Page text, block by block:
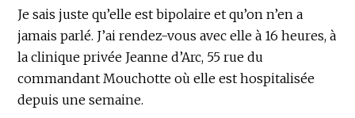
Je sais juste qu’elle est bipolaire et qu’on n’en a
jamais parlé. J’ai rendez-vous avec elle à 16 heures, à
la clinique privée Jeanne d’Arc, 55 rue du
commandant Mouchotte où elle est hospitalisée
depuis une semaine.